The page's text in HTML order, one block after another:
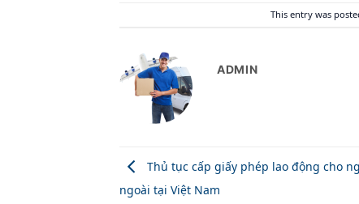
This entry was
ADMIN
Thủ tục cấp giấy phép lao động cho
ngoài tại Việt Nam